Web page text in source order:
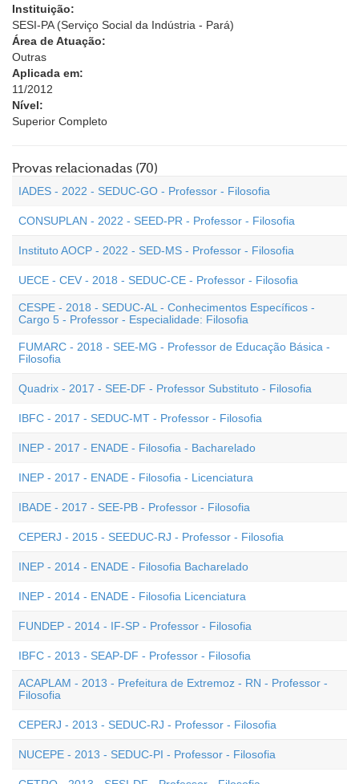
Instituição:
SESI-PA (Serviço Social da Indústria - Pará)
Área de Atuação:
Outras
Aplicada em:
11/2012
Nível:
Superior Completo
Provas relacionadas (70)
IADES - 2022 - SEDUC-GO - Professor - Filosofia
CONSUPLAN - 2022 - SEED-PR - Professor - Filosofia
Instituto AOCP - 2022 - SED-MS - Professor - Filosofia
UECE - CEV - 2018 - SEDUC-CE - Professor - Filosofia
CESPE - 2018 - SEDUC-AL - Conhecimentos Específicos -
Cargo 5 - Professor - Especialidade: Filosofia
FUMARC - 2018 - SEE-MG - Professor de Educação Básica -
Filosofia
Quadrix - 2017 - SEE-DF - Professor Substituto - Filosofia
IBFC - 2017 - SEDUC-MT - Professor - Filosofia
INEP - 2017 - ENADE - Filosofia - Bacharelado
INEP - 2017 - ENADE - Filosofia - Licenciatura
IBADE - 2017 - SEE-PB - Professor - Filosofia
CEPERJ - 2015 - SEEDUC-RJ - Professor - Filosofia
INEP - 2014 - ENADE - Filosofia Bacharelado
INEP - 2014 - ENADE - Filosofia Licenciatura
FUNDEP - 2014 - IF-SP - Professor - Filosofia
IBFC - 2013 - SEAP-DF - Professor - Filosofia
ACAPLAM - 2013 - Prefeitura de Extremoz - RN - Professor -
Filosofia
CEPERJ - 2013 - SEDUC-RJ - Professor - Filosofia
NUCEPE - 2013 - SEDUC-PI - Professor - Filosofia